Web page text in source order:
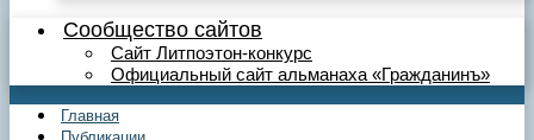
Сообщество сайтов
Сайт Литпоэтон-конкурс
Официальный сайт альманаха «Гражданинъ»
Главная